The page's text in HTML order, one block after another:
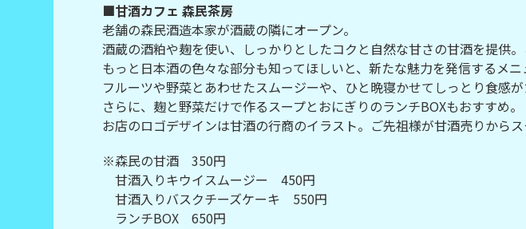
■甘酒カフェ 森民茶房
老舗の森民酒造本家が酒蔵の隣にオープン。
酒蔵の酒粕や麹を使い、しっかりとしたコクと自然な甘さの甘酒を提供
もっと日本酒の色々な部分も知ってほしいと、新たな魅力を発信するメニ
フルーツや野菜とあわせたスムージーや、ひと晩寝かせてしっとり食感
さらに、麹と野菜だけで作るスープとおにぎりのランチBOXもおすすめ。
お店のロゴデザインは甘酒の行商のイラスト。ご先祖様が甘酒売りから
※森民の甘酒 350円
甘酒入りキウイスムージー 450円
甘酒入りバスクチーズケーキ 550円
ランチBOX 650円